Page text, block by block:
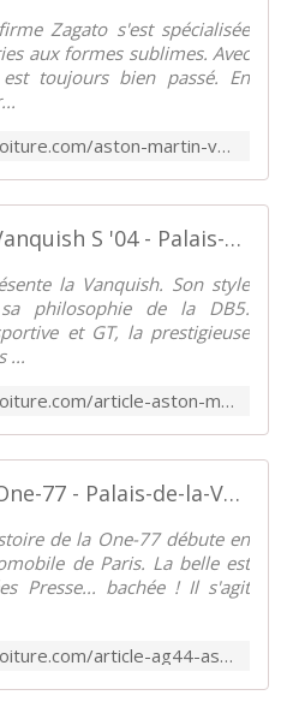
Zagato s'est spécialisée
aux formes sublimes. Avec
toujours bien passé. En
http://www.palais-de-la-voiture.com/aston-martin-v12-zagato-race-car-edition.html
AA57 * Aston Martin Vanquish S '04 - Palais-de-la-Voiture.com
la Vanquish. Son style
philosophie de la DB5.
et GT, la prestigieuse
...
http://www.palais-de-la-voiture.com/article-aston-martin-vanquish-50599417.html
AG44 * Aston Martin One-77 - Palais-de-la-Voiture.com
de la One-77 débute en
de Paris. La belle est
Presse... bachée ! Il s'agit
http://www.palais-de-la-voiture.com/article-ag44-aston-martin-one-77-119464661.html